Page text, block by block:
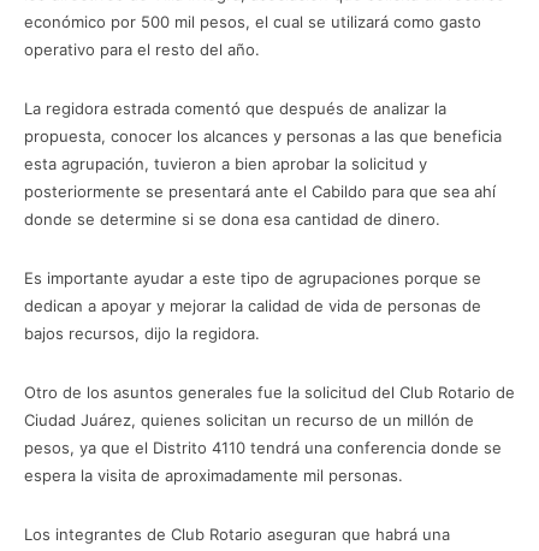
económico por 500 mil pesos, el cual se utilizará como gasto
operativo para el resto del año.
La regidora estrada comentó que después de analizar la
propuesta, conocer los alcances y personas a las que beneficia
esta agrupación, tuvieron a bien aprobar la solicitud y
posteriormente se presentará ante el Cabildo para que sea ahí
donde se determine si se dona esa cantidad de dinero.
Es importante ayudar a este tipo de agrupaciones porque se
dedican a apoyar y mejorar la calidad de vida de personas de
bajos recursos, dijo la regidora.
Otro de los asuntos generales fue la solicitud del Club Rotario de
Ciudad Juárez, quienes solicitan un recurso de un millón de
pesos, ya que el Distrito 4110 tendrá una conferencia donde se
espera la visita de aproximadamente mil personas.
Los integrantes de Club Rotario aseguran que habrá una